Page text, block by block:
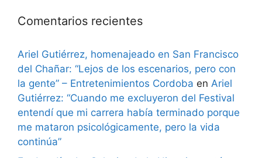
Comentarios recientes
Ariel Gutiérrez, homenajeado en San Francisco
del Chañar: “Lejos de los escenarios, pero con
la gente” – Entretenimientos Cordoba en Ariel
Gutiérrez: “Cuando me excluyeron del Festival
entendí que mi carrera había terminado porque
me mataron psicológicamente, pero la vida
continúa”